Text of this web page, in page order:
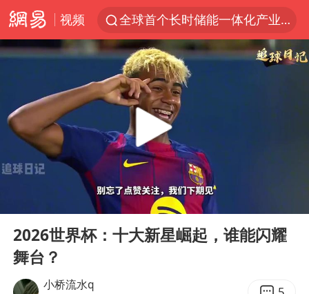
视频
全球首个长时储能一体化产业园量产
台风白海豚已进入24小时警戒线
“秋天的第一杯奶茶”6岁了
38岁演员求职万岁山NPC成功
国乒男单横滨冠军赛全军覆没
胡彦斌获《歌手2026》歌王
U17国足三连胜晋级明日之星半决赛
Play
2026世界杯：十大新星崛起，谁能闪耀
舞台？
小桥流水q